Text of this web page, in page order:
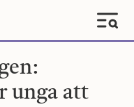
unga att